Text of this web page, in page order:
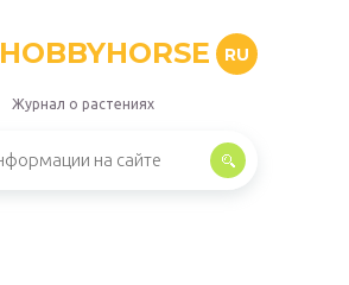
HOBBYHORSE RU
Журнал о растениях